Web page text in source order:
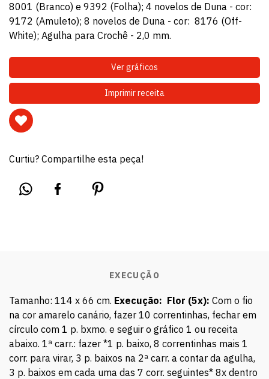
8001 (Branco) e 9392 (Folha); 4 novelos de Duna - cor:
9172 (Amuleto); 8 novelos de Duna - cor: 8176 (Off-
White); Agulha para Crochê - 2,0 mm.
Ver gráficos
Imprimir receita
Curtiu? Compartilhe esta peça!
EXECUÇÃO
Tamanho: 114 x 66 cm. Execução: Flor (5x): Com o fio
na cor amarelo canário, fazer 10 correntinhas, fechar em
círculo com 1 p. bxmo. e seguir o gráfico 1 ou receita
abaixo. 1ª carr.: fazer *1 p. baixo, 8 correntinhas mais 1
corr. para virar, 3 p. baixos na 2ª carr. a contar da agulha,
3 p. baixos em cada uma das 7 corr. seguintes* 8x dentro